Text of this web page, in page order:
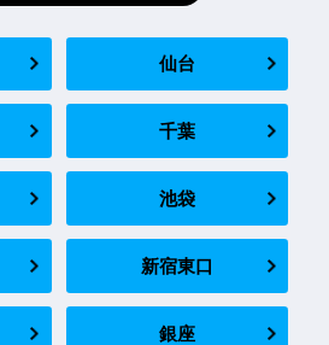
仙台
千葉
池袋
新宿東口
銀座